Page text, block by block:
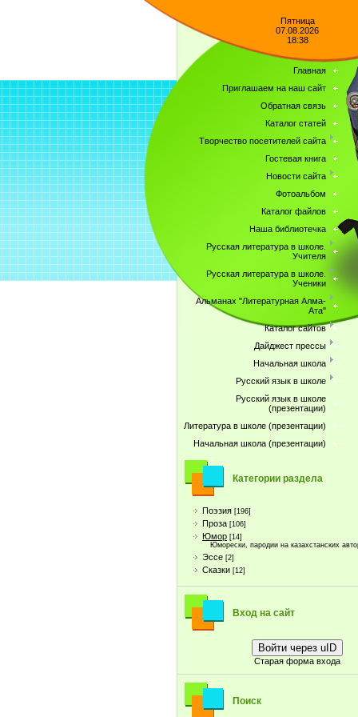
Пятница
07.08.2026
18:38
Главная
Приглашаем на наш сайт
Обратная связь
Каталог статей
Творчество посетителей сайта
Гостевая книга
Новости сайта
Фотоальбом
Каталог файлов
Наша библиотечка
Русская литература в школе.
Учителя
Русская литература в школе.
Ученики
Альманах "Литературная Алма-
Ата"
Каталог сайтов
Дайджест прессы
Начальная школа
Русский язык в школе
Русский язык в школе
(презентации)
Литература в школе (презентации)
Начальная школа (презентации)
Категории раздела
Поэзия [196]
Проза [106]
Юмор [14]
Юморески, пародии на казахстанских
Эссе [2]
Сказки [12]
Вход на сайт
Войти через uID
Старая форма входа
Поиск